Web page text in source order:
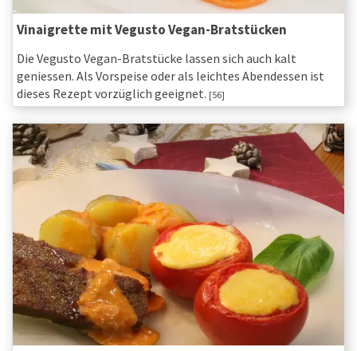
Vinaigrette mit Vegusto Vegan-Bratstücken
Die Vegusto Vegan-Bratstücke lassen sich auch kalt
geniessen. Als Vorspeise oder als leichtes Abendessen ist
dieses Rezept vorzüglich geeignet. [56]